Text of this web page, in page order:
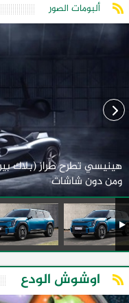
ألبومات الصور
ومن دون شاشات
اوشوش الودع